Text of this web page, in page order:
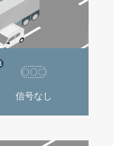
信号なし